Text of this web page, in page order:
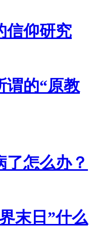
信仰研究
谓的“原教
怎么办？
末日”什么